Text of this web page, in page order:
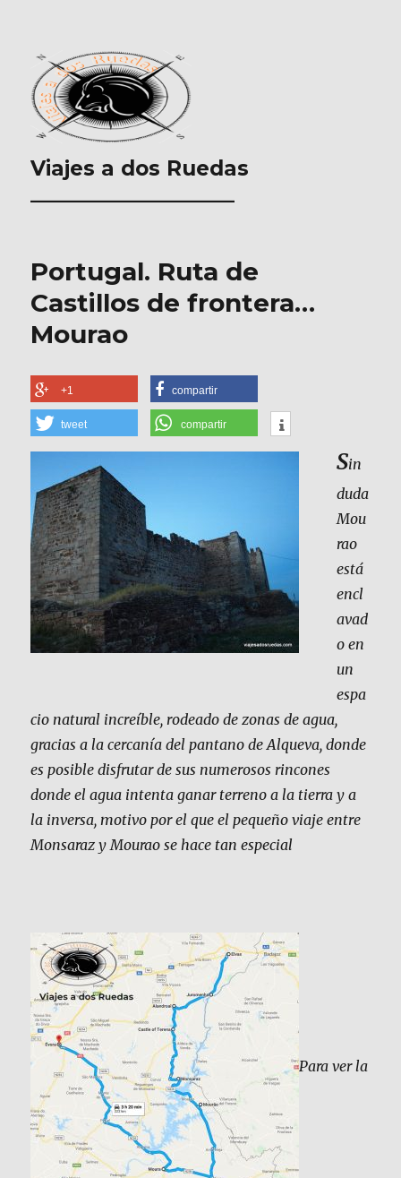
Viajes a dos Ruedas
___________________
Portugal. Ruta de
Castillos de frontera…
Mourao
+1 compartir
tweet compartir
Sin
duda
Mou
rao
está
encl
avad
o en
un
espa
cio natural increíble, rodeado de zonas de agua,
gracias a la cercanía del pantano de Alqueva, donde
es posible disfrutar de sus numerosos rincones
donde el agua intenta ganar terreno a la tierra y a
la inversa, motivo por el que el pequeño viaje entre
Monsaraz y Mourao se hace tan especial
Para ver la